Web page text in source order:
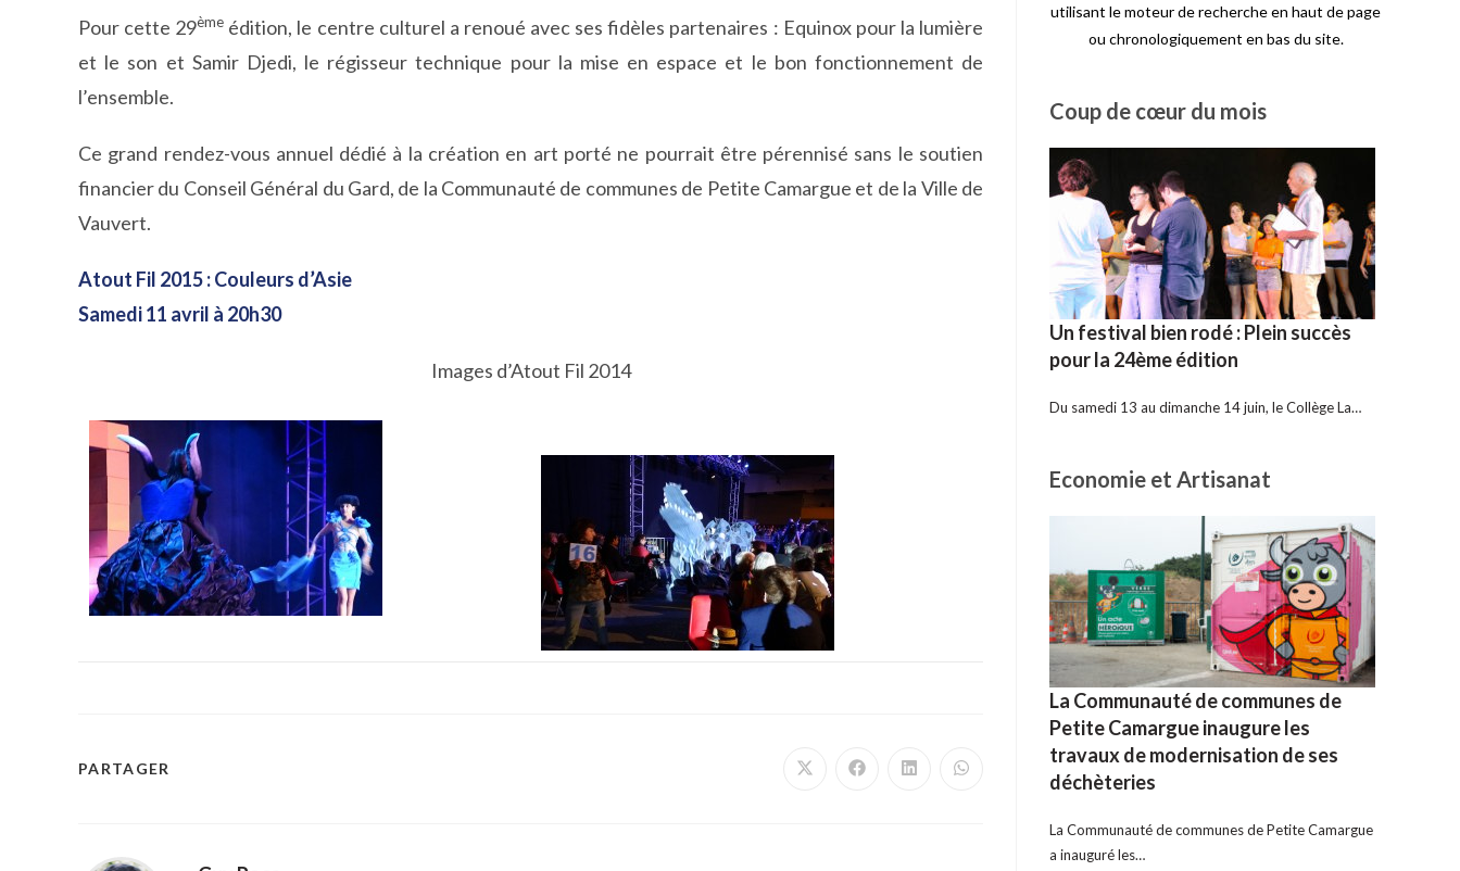
Pour cette 29ème édition, le centre culturel a renoué avec ses fidèles partenaires : Equinox pour la lumière
et le son et Samir Djedi, le régisseur technique pour la mise en espace et le bon fonctionnement de
l’ensemble.
Ce grand rendez-vous annuel dédié à la création en art porté ne pourrait être pérennisé sans le soutien
financier du Conseil Général du Gard, de la Communauté de communes de Petite Camargue et de la Ville de
Vauvert.
Atout Fil 2015 : Couleurs d’Asie
Samedi 11 avril à 20h30
Images d’Atout Fil 2014
PARTAGER
Ouvrir
Ouvrir
Ouvrir
Ouvrir
utilisant le moteur de recherche en haut de page
ou chronologiquement en bas du site.
Coup de cœur du mois
Un festival bien rodé : Plein succès
pour la 24ème édition
Du samedi 13 au dimanche 14 juin, le Collège La…
Economie et Artisanat
La Communauté de communes de
Petite Camargue inaugure les
travaux de modernisation de ses
déchèteries
La Communauté de communes de Petite Camargue
a inauguré les…